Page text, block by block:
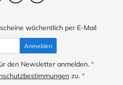
wöchentlich per E-Mail
Anmelden
den Newsletter anmelden. *
zu. *